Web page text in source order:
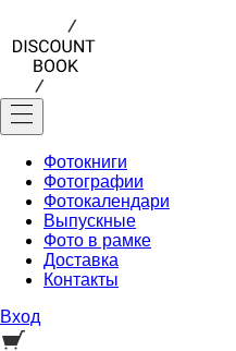
Фотокниги
Фотографии
Фотокалендари
Выпускные
Фото в рамке
Доставка
Контакты
Вход